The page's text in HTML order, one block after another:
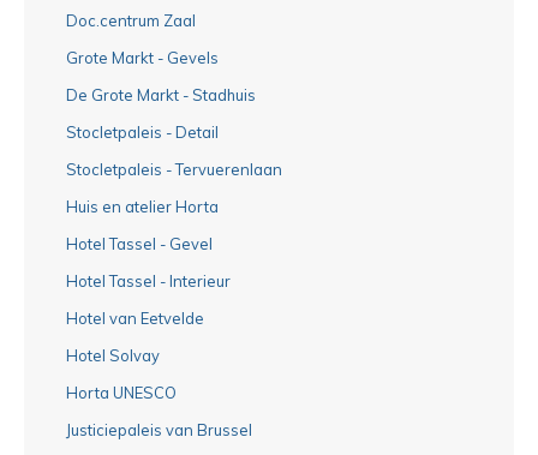
Doc.centrum Zaal
Grote Markt - Gevels
De Grote Markt - Stadhuis
Stocletpaleis - Detail
Stocletpaleis - Tervuerenlaan
Huis en atelier Horta
Hotel Tassel - Gevel
Hotel Tassel - Interieur
Hotel van Eetvelde
Hotel Solvay
Horta UNESCO
Justiciepaleis van Brussel